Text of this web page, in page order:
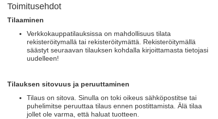
Toimitusehdot
Tilaaminen
Verkkokauppatilauksissa on mahdollisuus tilata
rekisteröitymallä tai rekisteröitymättä. Rekisteröitymällä
säästyt seuraavan tilauksen kohdalla kirjoittamasta tietojasi
uudelleen!
Tilauksen sitovuus ja peruuttaminen
Tilaus on sitova. Sinulla on toki oikeus sähköpostitse tai
puhelimitse peruuttaa tilaus ennen postittamista. Älä tilaa
jollet ole varma, että haluat tuotteen.